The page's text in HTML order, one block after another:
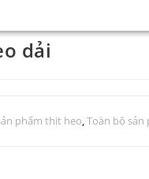
dải
phẩm thịt heo,Toàn bộ sản